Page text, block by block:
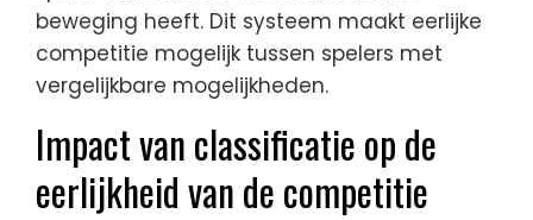
beweging heeft. Dit systeem maakt eerlijke
competitie mogelijk tussen spelers met
vergelijkbare mogelijkheden.
Impact van classificatie op de
eerlijkheid van de competitie